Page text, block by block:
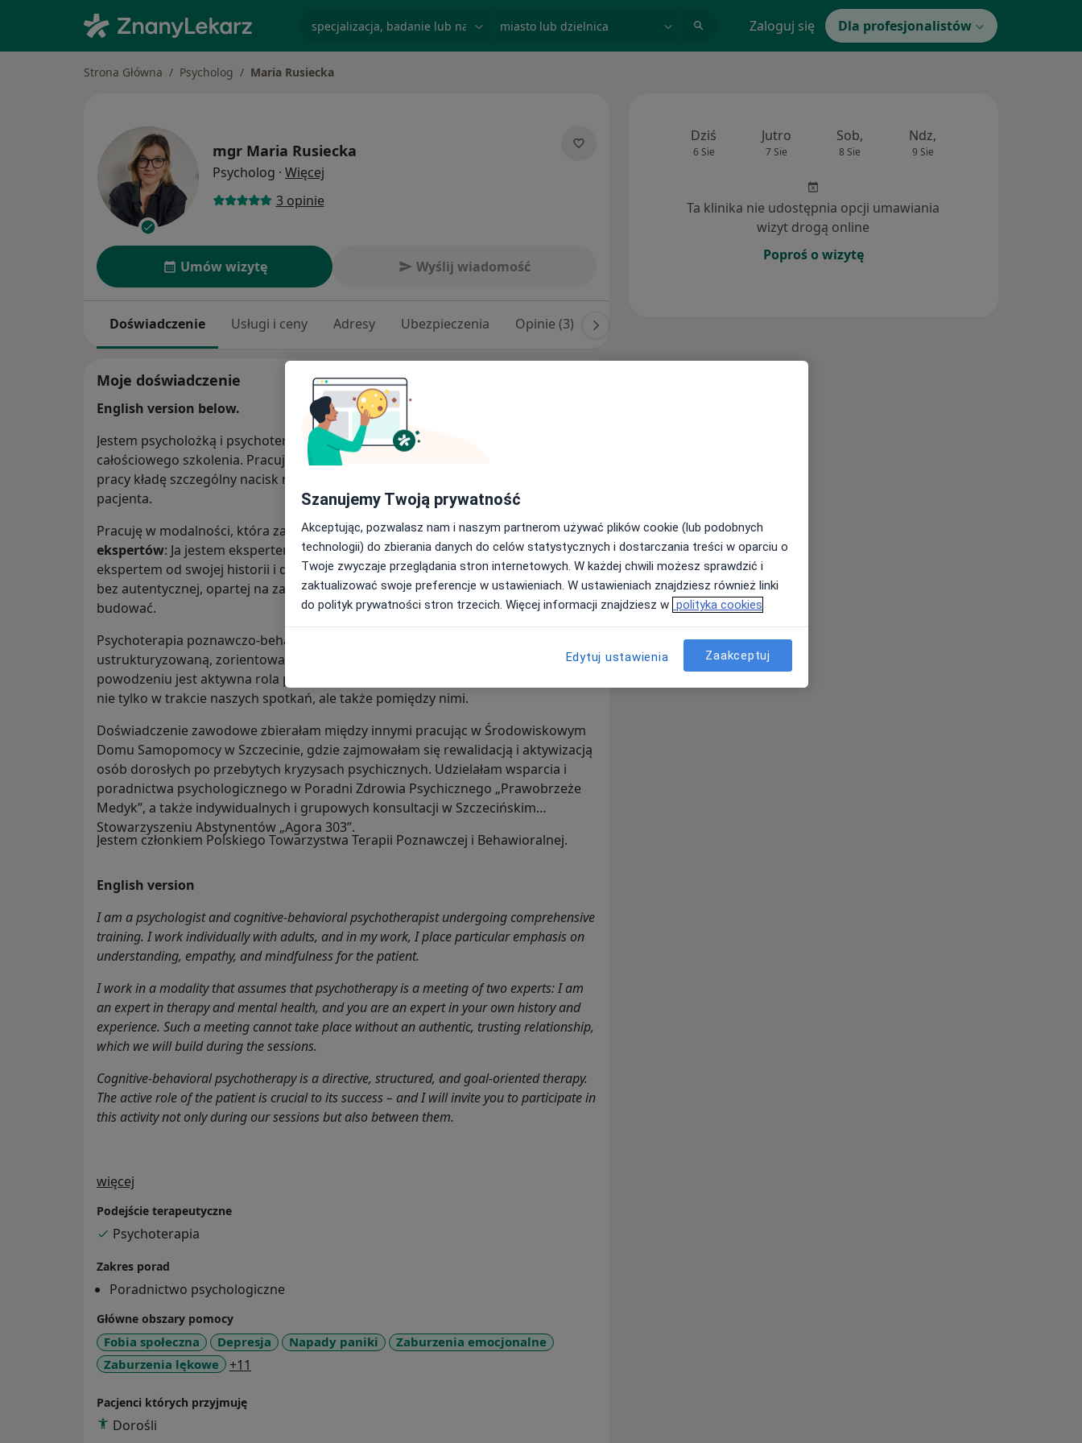
Zaloguj się Dla profesjonalistów
Strona Główna Psycholog Maria Rusiecka
mgr Maria Rusiecka
Psycholog · Więcej
3 opinie
Umów wizytę Wyślij wiadomość
Doświadczenie Usługi i ceny Adresy Ubezpieczenia Opinie (3) Odpowiedzi na pytania (1)
Moje doświadczenie
English version below.
Jestem psycholożką i psychoterapeutką poznawczo-behawioralną w trakcie
całościowego szkolenia. Pracuję indywidualnie z osobami dorosłymi, a w swojej
pracy kładę szczególny nacisk na zrozumienie, empatię i uważność wobec
pacjenta.
Pracuję w modalności, która zakłada, że psychoterapia jest spotkaniem dwóch
ekspertów: Ja jestem ekspertem do spraw terapii i zdrowia psychicznego, Ty -
ekspertem od swojej historii i doświadczenia. Takie spotkanie nie może odbyć się
bez autentycznej, opartej na zaufaniu relacji, którą w trakcie sesji będziemy
budować.
Psychoterapia poznawczo-behawioralna jest terapią dyrektywną,
ustrukturyzowaną, zorientowaną na ustalone cele. Niezwykle istotna w jej
powodzeniu jest aktywna rola pacjenta – i do tej aktywności będę Cię zapraszać
nie tylko w trakcie naszych spotkań, ale także pomiędzy nimi.
Doświadczenie zawodowe zbierałam między innymi pracując w Środowiskowym
Domu Samopomocy w Szczecinie, gdzie zajmowałam się rewalidacją i aktywizacją
osób dorosłych po przebytych kryzysach psychicznych. Udzielałam wsparcia i
poradnictwa psychologicznego w Poradni Zdrowia Psychicznego „Prawobrzeże
Medyk”, a także indywidualnych i grupowych konsultacji w Szczecińskim
Stowarzyszeniu Abstynentów „Agora 303”.
Jestem członkiem Polskiego Towarzystwa Terapii Poznawczej i Behawioralnej.
English version
I am a psychologist and cognitive-behavioral psychotherapist undergoing comprehensive
training. I work individually with adults, and in my work, I place particular emphasis on
understanding, empathy, and mindfulness for the patient.
I work in a modality that assumes that psychotherapy is a meeting of two experts: I am
an expert in therapy and mental health, and you are an expert in your own history and
experience. Such a meeting cannot take place without an authentic, trusting relationship,
which we will build during the sessions.
Cognitive-behavioral psychotherapy is a directive, structured, and goal-oriented therapy.
The active role of the patient is crucial to its success – and I will invite you to participate in
this activity not only during our sessions but also between them.
więcej
Podejście terapeutyczne
Psychoterapia
Zakres porad
Poradnictwo psychologiczne
Główne obszary pomocy
Fobia społeczna Depresja Napady paniki
Zaburzenia emocjonalne
Zaburzenia lękowe
+11
Pacjenci których przyjmuję
Dorośli
Dziś
6 Sie
Jutro
7 Sie
Sob,
8 Sie
Ndz,
9 Sie
Ta klinika nie udostępnia opcji umawiania
wizyt drogą online
Poproś o wizytę
Szanujemy Twoją prywatność
Akceptując, pozwalasz nam i naszym partnerom używać plików cookie (lub podobnych
technologii) do zbierania danych do celów statystycznych i dostarczania treści w oparciu o
Twoje zwyczaje przeglądania stron internetowych. W każdej chwili możesz sprawdzić i
zaktualizować swoje preferencje w ustawieniach. W ustawieniach znajdziesz również linki
do polityk prywatności stron trzecich. Więcej informacji znajdziesz w polityka cookies
Edytuj ustawienia Zaakceptuj